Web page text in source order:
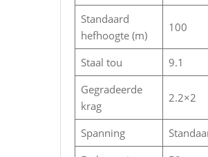
Standaard
hefhoogte (m)
100
Staal tou 9.1
Gegradeerde
krag
2.2×2
Spanning